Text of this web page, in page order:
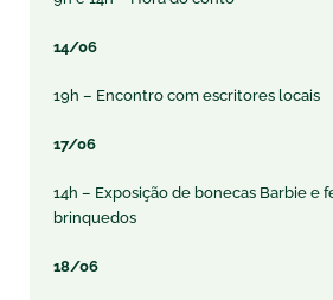
14/06
19h – Encontro com escritores locais
17/06
14h – Exposição de bonecas Barbie e
brinquedos
18/06